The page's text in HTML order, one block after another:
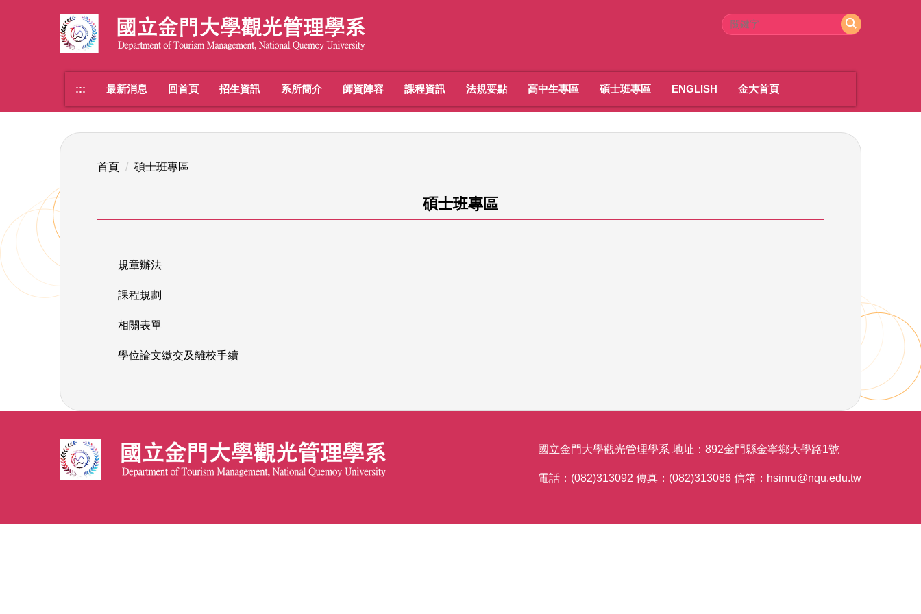
區
::: 最新消息 回首頁 招生資訊 系所簡介 師資陣容 課程資訊 法規要點 高中生專區 碩士班專區 ENGLISH 金大首頁
首頁 碩士班專區
碩士班專區
規章辦法
課程規劃
相關表單
學位論文繳交及離校手續
國立金門大學觀光管理學系 地址：892金門縣金寧鄉大學路1號
電話：(082)313092 傳真：(082)313086 信箱：hsinru@nqu.edu.tw